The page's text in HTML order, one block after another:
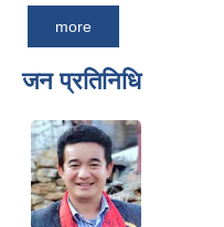
more
जन प्रतिनिधि